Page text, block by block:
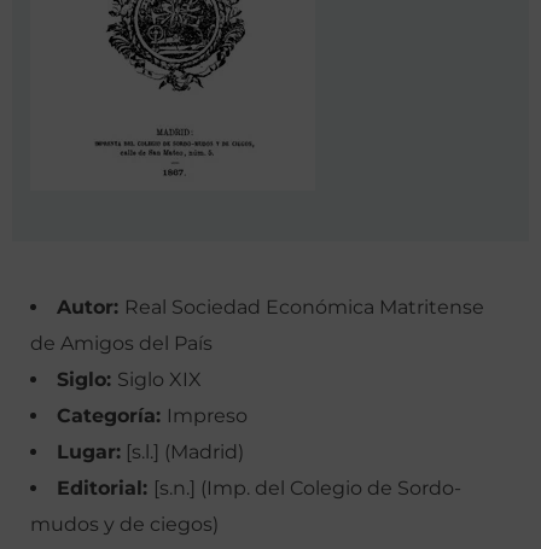
Autor: Real Sociedad Económica Matritense
de Amigos del País
Siglo: Siglo XIX
Categoría: Impreso
Lugar: [s.l.] (Madrid)
Editorial: [s.n.] (Imp. del Colegio de Sordo-
mudos y de ciegos)